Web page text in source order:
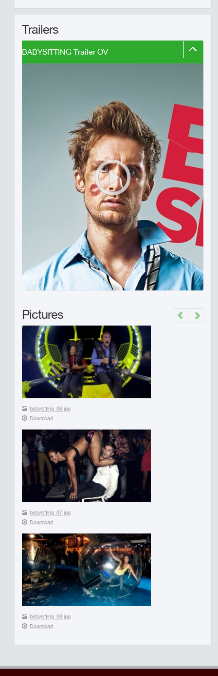
Trailers
BABYSITTING Trailer OV
Pictures
babysitting_06.jpg
Download
babysitting_07.jpg
Download
babysitting_08.jpg
Download
Previous
Next